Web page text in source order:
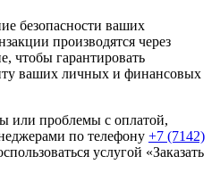
безопасности ваших
производятся через
чтобы гарантировать
ваших личных и финансовых
или проблемы с оплатой,
по телефону +7 (7142)
услугой «Заказать